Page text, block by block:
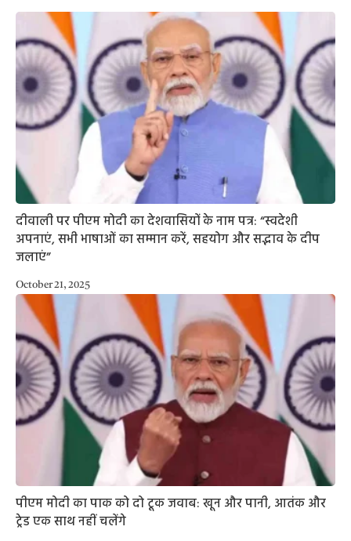
दीवाली पर पीएम मोदी का देशवासियों के नाम पत्र: “स्वदेशी
अपनाएं, सभी भाषाओं का सम्मान करें, सहयोग और सद्भाव के दीप
जलाएं”
October 21, 2025
पीएम मोदी का पाक को दो टूक जवाब: खून और पानी, आतंक और
ट्रेड एक साथ नहीं चलेंगे